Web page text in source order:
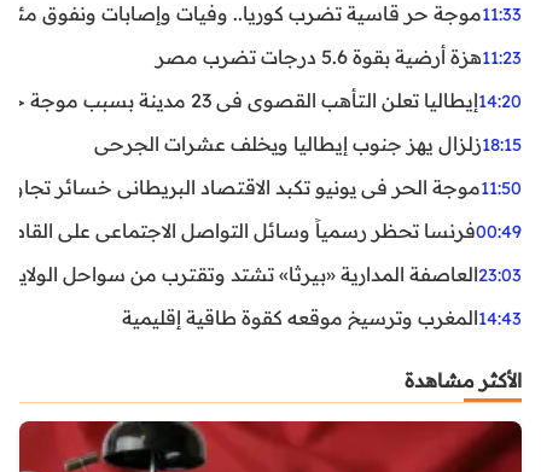
11:33موجة حر قاسية تضرب كوريا.. وفيات وإصابات ونفوق مئات
11:23هزة أرضية بقوة 5.6 درجات تضرب مصر
14:20إيطاليا تعلن التأهب القصوى في 23 مدينة بسبب موجة حر شديدة
18:15زلزال يهز جنوب إيطاليا ويخلف عشرات الجرحى
11:50موجة الحر في يونيو تكبد الاقتصاد البريطاني خسائر تجاوزت 1.5 مليار
00:49فرنسا تحظر رسمياً وسائل التواصل الاجتماعي على القاصرين
23:03العاصفة المدارية «بيرثا» تشتد وتقترب من سواحل
14:43المغرب وترسيخ موقعه كقوة طاقية إقليمية
الأكثر مشاهدة